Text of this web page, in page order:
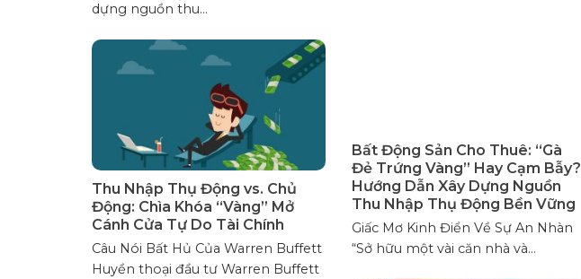
dựng nguồn thu...
Bất Động Sản Cho Thuê: “Gà
Đẻ Trứng Vàng” Hay Cạm Bẫy?
Hướng Dẫn Xây Dựng Nguồn
Thu Nhập Thụ Động Bền Vững
Giấc Mơ Kinh Điển Về Sự An Nhàn
“Sở hữu một vài căn nhà và...
Thu Nhập Thụ Động vs. Chủ
Động: Chìa Khóa “Vàng” Mở
Cánh Cửa Tự Do Tài Chính
Câu Nói Bất Hủ Của Warren Buffett
Huyền thoại đầu tư Warren Buffett